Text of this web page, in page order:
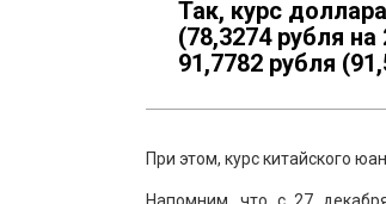
Так, курс
(78,3274 рубля
91,7782 рубля
При этом, курс китайского